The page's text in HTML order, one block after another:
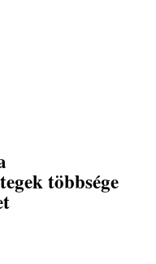
többsége